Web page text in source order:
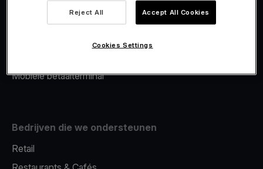
Merchant Advance
Mobiele betaalterminal
Bedrijven die we ondersteunen
Retail
Reject All Accept All Cookies
Cookies Settings